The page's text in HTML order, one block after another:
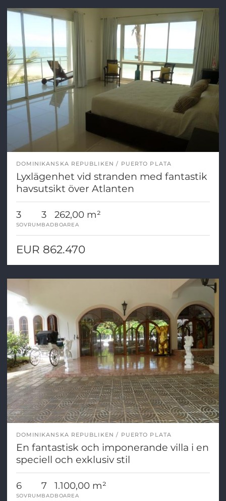
DOMINIKANSKA REPUBLIKEN PUERTO PLATA
Lyxlägenhet vid stranden med fantastik
havsutsikt över Atlanten
3
SOVRUM
3
BAD
262,00 m²
BOAREA
EUR 862.470
DOMINIKANSKA REPUBLIKEN PUERTO PLATA
En fantastisk och imponerande villa i en
speciell och exklusiv stil
6
SOVRUM
7
BAD
1.100,00 m²
BOAREA